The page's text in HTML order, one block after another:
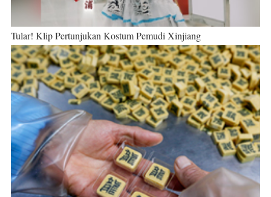
Tular! Klip Pertunjukan Kostum Pemudi Xinjiang